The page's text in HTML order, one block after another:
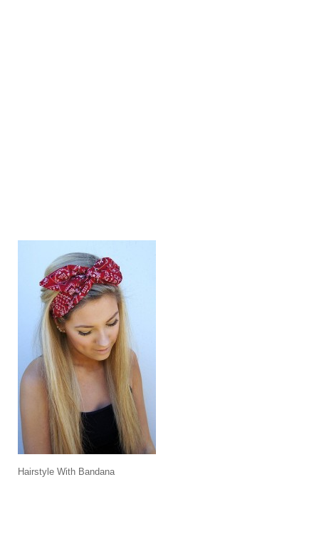
Hairstyle With Bandana